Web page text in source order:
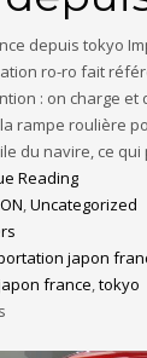
depuis tokyo
ro-ro fait
: on charge et
rampe roulière
du navire, ce
Reading
Uncategorized
japon
france tokyo